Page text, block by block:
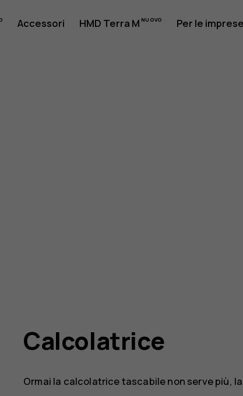
Accessori HMD Terra M Per le imprese
Calcolatrice
Ormai la calcolatrice tascabile non serve più,